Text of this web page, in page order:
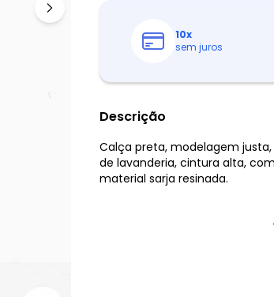
10x
sem juros
Descrição
Calça preta, modelagem
de lavanderia, cintura alta,
material sarja resinada.